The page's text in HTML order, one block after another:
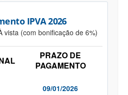
IPVA 2026
vista (com bonificação de 6%)
PRAZO DE
PAGAMENTO
09/01/2026